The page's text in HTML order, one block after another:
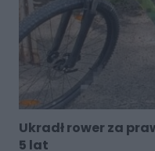
Ukradł rower za
5 lat